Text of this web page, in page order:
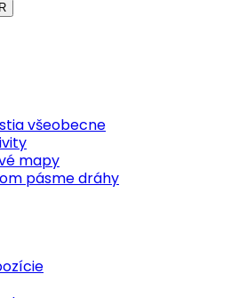
všeobecne
mapy
pásme dráhy